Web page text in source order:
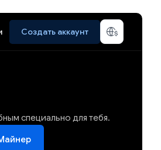
Создать аккаунт
специально для тебя.